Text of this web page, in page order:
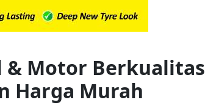
& Motor Berkualitas
Harga Murah